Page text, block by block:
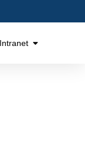
Intranet